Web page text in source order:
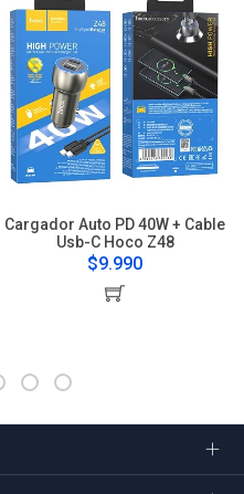
Cargador Auto PD 40W + Cable
Usb-C Hoco Z48
$9.990